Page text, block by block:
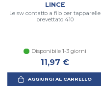
LINCE
Le sw contatto a filo per tapparelle
brevettato 410
Disponibile 1-3 giorni
11,97 €
AGGIUNGI AL CARRELLO